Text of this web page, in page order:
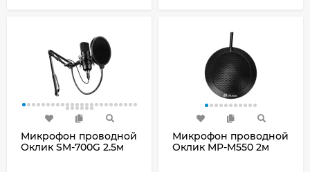
Микрофон проводной
Оклик SM-700G 2.5м
Микрофон проводной
Оклик MP-M550 2м